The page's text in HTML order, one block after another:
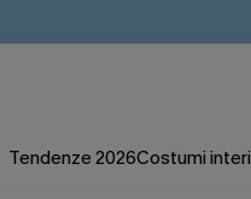
Tendenze 2026Costumi interi